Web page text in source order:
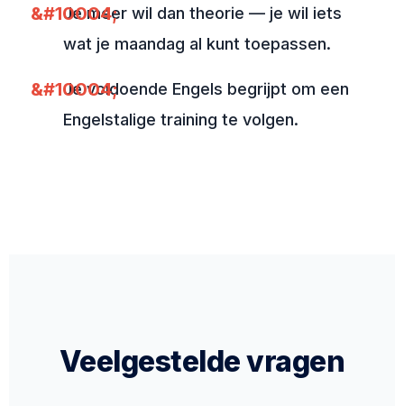
Je meer wil dan theorie — je wil iets
wat je maandag al kunt toepassen.
Je voldoende Engels begrijpt om een
Engelstalige training te volgen.
Veelgestelde vragen